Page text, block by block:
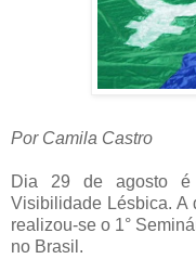
Por Camila Castro
Dia 29 de agosto é
Visibilidade Lésbica. A
realizou-se o 1°
no Brasil.